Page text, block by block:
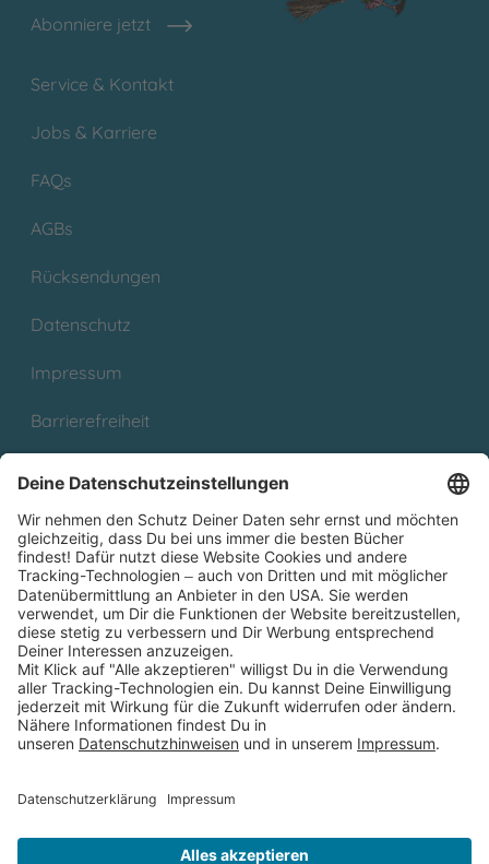
Abonniere jetzt
Service & Kontakt
Jobs & Karriere
FAQs
AGBs
Rücksendungen
Datenschutz
Impressum
Barrierefreiheit
Partnerprogramm (Affiliate)
Folge uns auf
* Versandkostenfrei ab 9,00 € Bestellwert innerhalb
Deutschlands
** Lieferzeit 1-3 Werktage innerhalb Deutschlands
Thienemann-Esslinger Verlag GmbH, Blumenstraße 36, D-70182